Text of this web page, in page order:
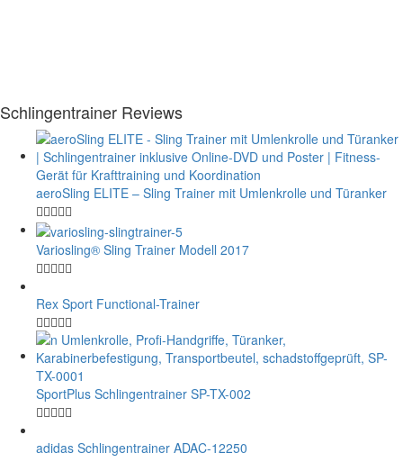
Schlingentrainer Reviews
aeroSling ELITE – Sling Trainer mit Umlenkrolle und Türanker
Variosling® Sling Trainer Modell 2017
Rex Sport Functional-Trainer
SportPlus Schlingentrainer SP-TX-002
adidas Schlingentrainer ADAC-12250